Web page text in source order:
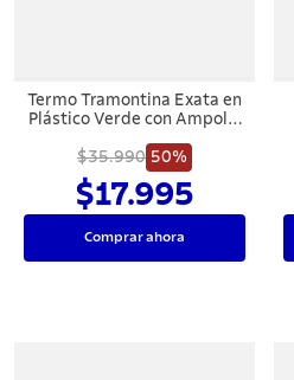
Termo Tramontina Exata en
Plástico Verde con Ampolla
$35.990 50%
$17.995
Comprar ahora